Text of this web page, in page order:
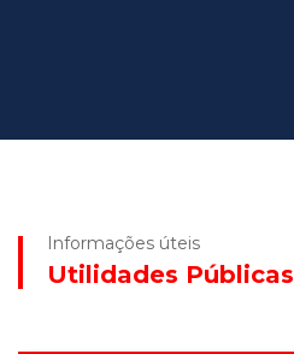
Informações úteis
Utilidades Públicas